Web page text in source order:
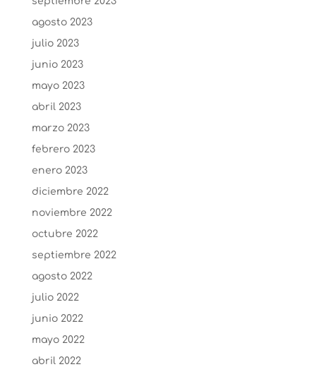
agosto 2023
julio 2023
junio 2023
mayo 2023
abril 2023
marzo 2023
febrero 2023
enero 2023
diciembre 2022
noviembre 2022
octubre 2022
septiembre 2022
agosto 2022
julio 2022
junio 2022
mayo 2022
abril 2022